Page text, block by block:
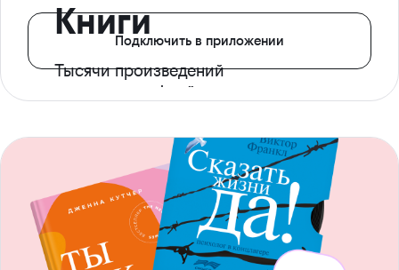
Книги
Тысячи произведений
с доступом офлайн
Подключить в приложении